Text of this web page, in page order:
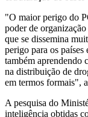
"O maior perigo do
poder de
que se dissemina
perigo para os países
também aprendendo
na distribuição de
em termos formais",
A pesquisa do
inteligência obtidas